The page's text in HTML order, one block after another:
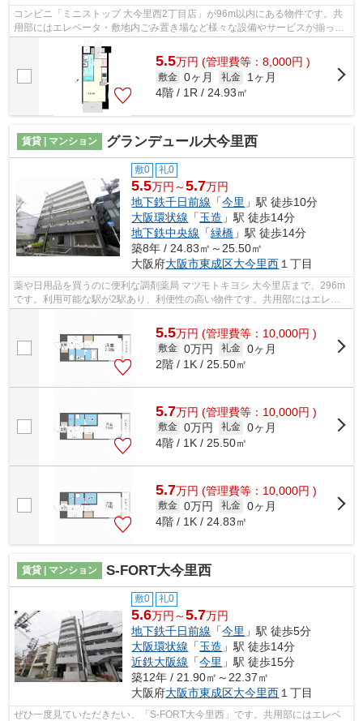
コンビニ「ミニストップ 大今里西2丁目店」が96m以内にある物件です。共
用部にはエレベータ・敷地内ごみ置き場など様々な設備やサービスが揃って
5.5万円 (管理費等：8,000円 )
敷金 0ヶ月 礼金
1ヶ月
4階 / 1R / 24.93㎡
賃貸 | マンション グランデュール大今里西
敷0 礼0
5.5万円～5.7万円
地下鉄千日前線 「今里 」駅 徒歩10分
大阪環状線 「玉造 」駅 徒歩14分
地下鉄中央線 「緑橋 」駅 徒歩14分
築8年 / 24.83㎡～25.50㎡
大阪府大阪市東成区大今里西１丁目
薬や日用品を買うのに便利な調剤薬局 マツモトキヨシ 大今里店まで、296m
です。利用可能な駅が2駅あり、利便性の高い物件です。共用部にはエレベ
5.5万円 (管理費等：10,000円 )
敷金 0万円 礼金 0ヶ月
2階 / 1K / 25.50㎡
5.7万円 (管理費等：10,000円 )
敷金 0万円 礼金 0ヶ月
4階 / 1K / 25.50㎡
5.7万円 (管理費等：10,000円 )
敷金 0万円 礼金 0ヶ月
4階 / 1K / 24.83㎡
賃貸 | マンション S-FORT大今里西
敷0 礼0
5.6万円～5.7万円
地下鉄千日前線 「今里 」駅 徒歩5分
大阪環状線 「玉造 」駅 徒歩14分
近鉄大阪線 「今里 」駅 徒歩15分
築12年 / 21.90㎡～22.37㎡
大阪府大阪市東成区大今里西 １丁目
ぜひ一度見ていただきたい、「S-FORT大今里西」です。共用部にはエレベ